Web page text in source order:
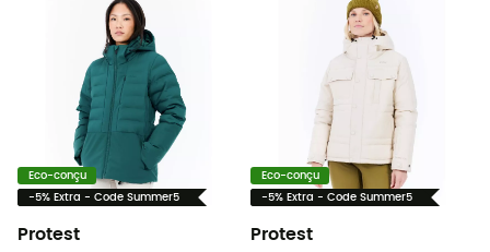
Eco-conçu
-5% Extra - Code Summer5
Protest
Eco-conçu
-5% Extra - Code Summer5
Protest